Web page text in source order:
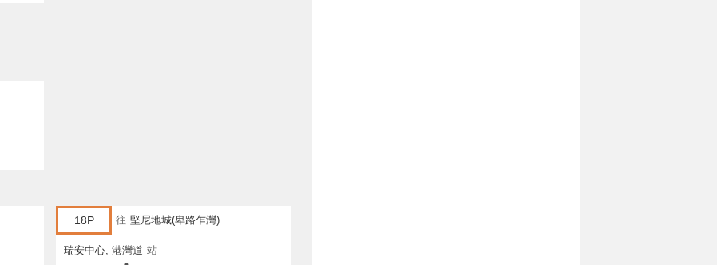
18P 往 堅尼地城(卑路乍灣)
瑞安中心, 港灣道 站